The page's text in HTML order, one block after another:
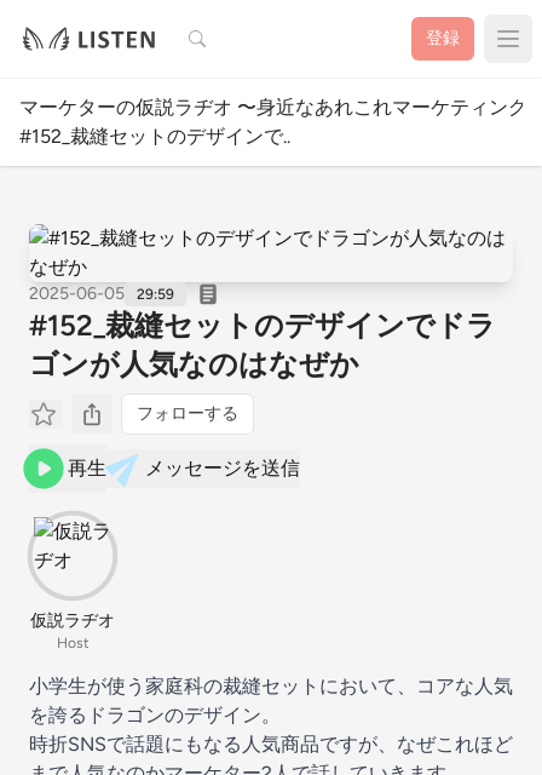
検索 登録
マーケターの仮説ラヂオ 〜身近なあれこれマーケティング
#152_裁縫セットのデザインで..
2025-06-05 29:59
#152_裁縫セットのデザインでドラ
ゴンが人気なのはなぜか
フォローする
再生 メッセージを送信
仮説ラヂオ
Host
小学生が使う家庭科の裁縫セットにおいて、コアな人気
を誇るドラゴンのデザイン。
時折SNSで話題にもなる人気商品ですが、なぜこれほど